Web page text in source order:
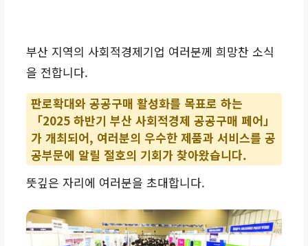
부산 지역의 사회적경제기업 여러분께 희망찬 소식
을 전합니다.
판로확대와 공공구매 활성화를 목표로 하는
「2025 하반기 부산 사회적경제 공공구매 페어」
가 개최되어, 여러분의 우수한 제품과 서비스를 공
공부문에 알릴 절호의 기회가 찾아왔습니다.
뜻깊은 자리에 여러분을 초대합니다.